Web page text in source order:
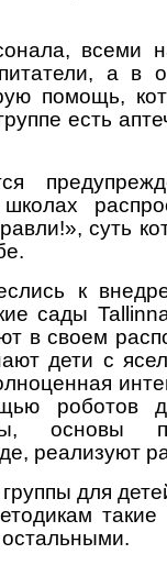
всеми
а в
помощь,
есть
суть
к
сады
в своем
дети с
роботов
основы
реализуют
для